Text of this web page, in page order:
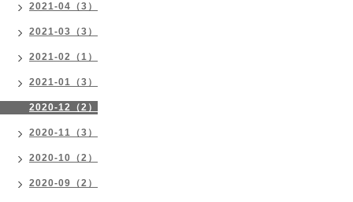
2021-04（3）
2021-03（3）
2021-02（1）
2021-01（3）
2020-12（2）
2020-11（3）
2020-10（2）
2020-09（2）